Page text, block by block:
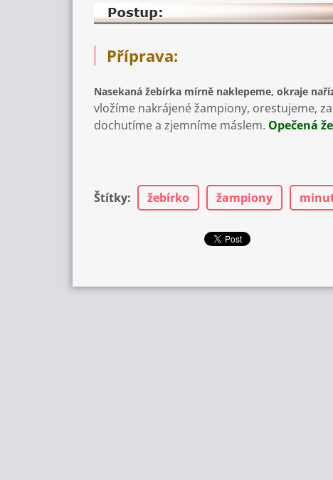
Příprava:
Nasekaná žebírka mírně naklepeme, okraje
vložíme na­krájené žampiony, orestujeme,
dochutíme a zjemníme más­lem. Opečená
Štítky: žebírko žampiony